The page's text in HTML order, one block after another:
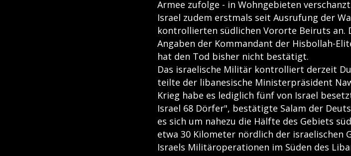
Armee zufolge - in Wohngebieten
Israel zudem erstmals seit Ausrufung der
kontrollierten südlichen Vororte Beiruts an.
Angaben der Kommandant der Hisbollah-
hat den Tod bisher nicht bestätigt.
Das israelische Militär kontrolliert derzeit
teilte der libanesische Ministerpräsident
Krieg habe es lediglich fünf von Israel
Israel 68 Dörfer", bestätigte Salam der
es sich um nahezu die Hälfte des Gebiets
etwa 30 Kilometer nördlich der israelischen
Israels Militäroperationen im Süden des